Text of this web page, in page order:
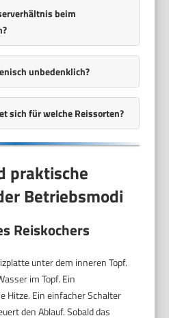
beim
unbedenklich?
sich für welche Reissorten?
praktische
Betriebsmodi
Reiskochers
unter dem inneren Topf.
im Topf. Ein
Hitze. Ein einfacher Schalter
den Ablauf. Sobald das